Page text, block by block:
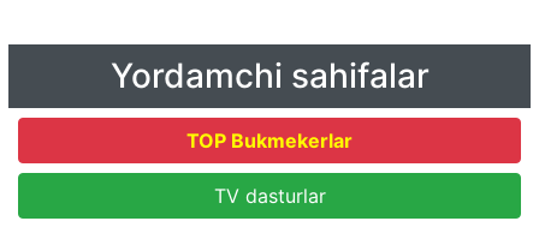
Yordamchi sahifalar
TOP Bukmekerlar
TV dasturlar